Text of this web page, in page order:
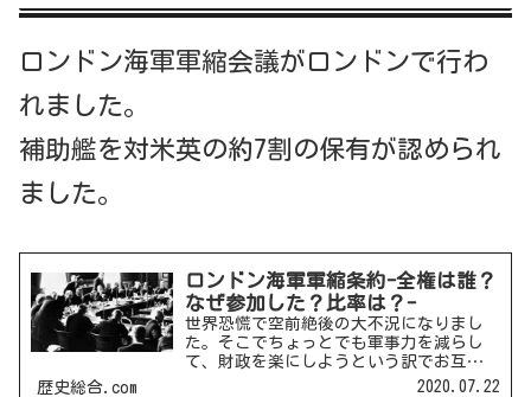
ロンドン海軍軍縮会議がロンドンで行わ
れました。
補助艦を対米英の約7割の保有が認められ
ました。
ロンドン海軍軍縮条約-全権は誰？
なぜ参加した？比率は？-
世界恐慌で空前絶後の大不況になりまし
た。そこでちょっとでも軍事力を減らし
て、財政を楽にしようという訳でお互い
に牽制しながら、ロンドン海軍軍縮会議
歴史総合.com 2020.07.22